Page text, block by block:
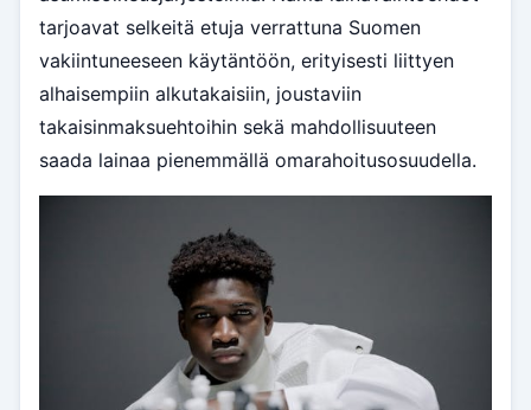
tarjoavat selkeitä etuja verrattuna Suomen
vakiintuneeseen käytäntöön, erityisesti liittyen
alhaisempiin alkutakaisiin, joustaviin
takaisinmaksuehtoihin sekä mahdollisuuteen
saada lainaa pienemmällä omarahoitusosuudella.